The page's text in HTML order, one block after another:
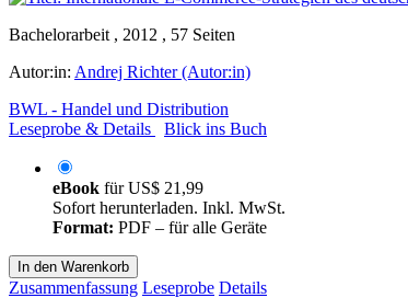
Bachelorarbeit , 2012 , 57 Seiten
Autor:in: Andrej Richter (Autor:in)
BWL - Handel und Distribution
Leseprobe & Details
Blick ins Buch
eBook fürUS$ 21,99
Sofort herunterladen. Inkl. MwSt.
Format: PDF – für alle Geräte
In den Warenkorb
Zusammenfassung Leseprobe Details